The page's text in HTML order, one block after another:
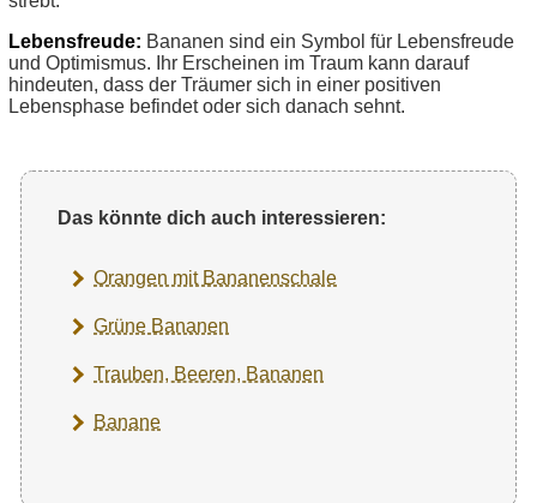
Lebensfreude: Bananen sind ein Symbol für Lebensfreude
und Optimismus. Ihr Erscheinen im Traum kann darauf
hindeuten, dass der Träumer sich in einer positiven
Lebensphase befindet oder sich danach sehnt.
Das könnte dich auch interessieren:
Orangen mit Bananenschale
Grüne Bananen
Trauben, Beeren, Bananen
Banane